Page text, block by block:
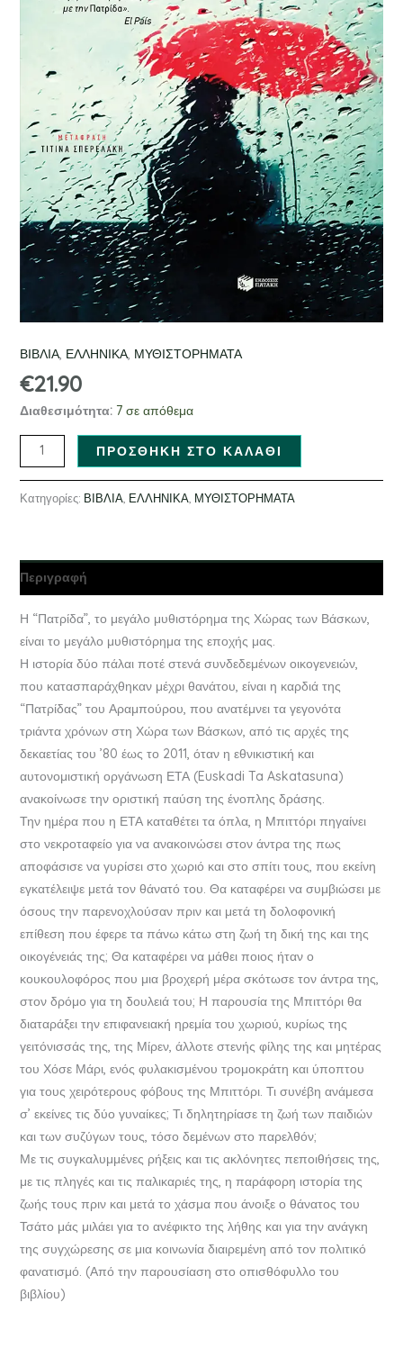
ΒΙΒΛΙΑ, ΕΛΛΗΝΙΚΑ, ΜΥΘΙΣΤΟΡΗΜΑΤΑ
€21.90
Διαθεσιμότητα: 7 σε απόθεμα
ΠΡΟΣΘΉΚΗ ΣΤΟ ΚΑΛΆΘΙ
Κατηγορίες: ΒΙΒΛΙΑ, ΕΛΛΗΝΙΚΑ, ΜΥΘΙΣΤΟΡΗΜΑΤΑ
Περιγραφή
Η “Πατρίδα”, το μεγάλο μυθιστόρημα της Χώρας των Βάσκων,
είναι το μεγάλο μυθιστόρημα της εποχής μας.
Η ιστορία δύο πάλαι ποτέ στενά συνδεδεμένων οικογενειών,
που κατασπαράχθηκαν μέχρι θανάτου, είναι η καρδιά της
“Πατρίδας” του Αραμπούρου, που ανατέμνει τα γεγονότα
τριάντα χρόνων στη Χώρα των Βάσκων, από τις αρχές της
δεκαετίας του ’80 έως το 2011, όταν η εθνικιστική και
αυτονομιστική οργάνωση ΕΤΑ (Euskadi Ta Askatasuna)
ανακοίνωσε την οριστική παύση της ένοπλης δράσης.
Την ημέρα που η ΕΤΑ καταθέτει τα όπλα, η Μπιττόρι πηγαίνει
στο νεκροταφείο για να ανακοινώσει στον άντρα της πως
αποφάσισε να γυρίσει στο χωριό και στο σπίτι τους, που εκείνη
εγκατέλειψε μετά τον θάνατό του. Θα καταφέρει να συμβιώσει με
όσους την παρενοχλούσαν πριν και μετά τη δολοφονική
επίθεση που έφερε τα πάνω κάτω στη ζωή τη δική της και της
οικογένειάς της; Θα καταφέρει να μάθει ποιος ήταν ο
κουκουλοφόρος που μια βροχερή μέρα σκότωσε τον άντρα της,
στον δρόμο για τη δουλειά του; Η παρουσία της Μπιττόρι θα
διαταράξει την επιφανειακή ηρεμία του χωριού, κυρίως της
γειτόνισσάς της, της Μίρεν, άλλοτε στενής φίλης της και μητέρας
του Χόσε Μάρι, ενός φυλακισμένου τρομοκράτη και ύποπτου
για τους χειρότερους φόβους της Μπιττόρι. Τι συνέβη ανάμεσα
σ’ εκείνες τις δύο γυναίκες; Τι δηλητηρίασε τη ζωή των παιδιών
και των συζύγων τους, τόσο δεμένων στο παρελθόν;
Με τις συγκαλυμμένες ρήξεις και τις ακλόνητες πεποιθήσεις της,
με τις πληγές και τις παλικαριές της, η παράφορη ιστορία της
ζωής τους πριν και μετά το χάσμα που άνοιξε ο θάνατος του
Τσάτο μάς μιλάει για το ανέφικτο της λήθης και για την ανάγκη
της συγχώρεσης σε μια κοινωνία διαιρεμένη από τον πολιτικό
φανατισμό. (Από την παρουσίαση στο οπισθόφυλλο του
βιβλίου)